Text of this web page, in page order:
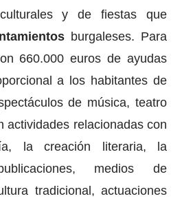
y de fiestas que
burgaleses. Para
660.000 euros de ayudas
a los habitantes de
de música, teatro
actividades relacionadas con
la creación literaria, la
medios de
tradicional, actuaciones